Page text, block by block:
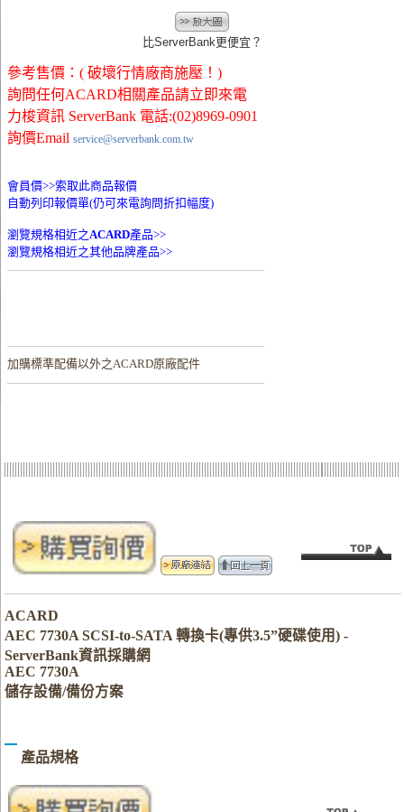
比ServerBank更便宜？
參考售價：( 破壞行情廠商施壓！)
詢問任何ACARD相關產品請立即來電
力梭資訊 ServerBank 電話:(02)8969-0901
詢價Email service@serverbank.com.tw
會員價>>索取此商品報價
自動列印報價單(仍可來電詢問折扣幅度)
瀏覽規格相近之ACARD產品>>
瀏覽規格相近之其他品牌產品>>
加購標準配備以外之ACARD原廠配件
ACARD
AEC 7730A SCSI-to-SATA 轉換卡(專供3.5”硬碟使用) -
ServerBank資訊採購網
AEC 7730A
儲存設備/備份方案
產品規格